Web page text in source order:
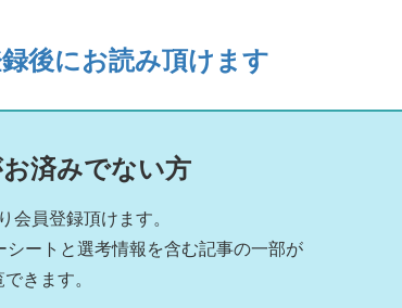
後にお読み頂けます
済みでない方
会員登録頂けます。
ートと選考情報を含む記事の一部が
きます。